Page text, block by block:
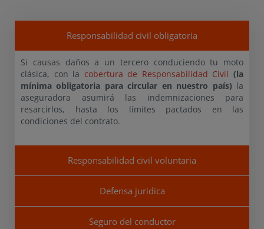
Responsabilidad civil obligatoria
Si causas daños a un tercero conduciendo tu moto
clásica, con la cobertura de Responsabilidad Civil (la
mínima obligatoria para circular en nuestro país) la
aseguradora asumirá las indemnizaciones para
resarcirlos, hasta los límites pactados en las
condiciones del contrato.
Responsabilidad civil voluntaria
Defensa jurídica
Seguro del conductor